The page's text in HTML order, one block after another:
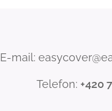
E-mail:
Telefon: +420